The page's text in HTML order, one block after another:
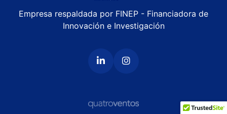
Empresa respaldada por FINEP - Financiadora de
Innovación e Investigación